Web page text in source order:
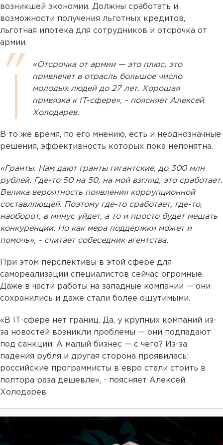
возникшей экономии. Должны сработать и
возможности получения льготных кредитов,
льготная ипотека для сотрудников и отсрочка от
армии.
«Отсрочка от армии — это плюс, это
привлечет в отрасль большое число
молодых людей до 27 лет. Хорошая
привязка к IT-сфере», - поясняет Алексей
Холодарев.
В то же время, по его мнению, есть и неоднозначные
решения, эффективность которых пока непонятна.
«Гранты. Нам дают гранты гигантские, до 300 млн
рублей. Где-то 50 на 50, на мой взгляд, это сработает.
Велика вероятность появления коррупционной
составляющей. Поэтому где-то сработает, где-то,
наоборот, в минус уйдет, а то и просто будет мешать
конкуренции. Но как мера поддержки может и
помочь», - считает собеседник агентства.
При этом перспективы в этой сфере для
самореализации специалистов сейчас огромные.
Даже в части работы на западные компании — они
сохранились и даже стали более ощутимыми.
«В IT-сфере нет границ. Да, у крупных компаний из-
за новостей возникли проблемы — они подпадают
под санкции. А малый бизнес — с чего? Из-за
падения рубля и другая сторона проявилась:
российские программисты в евро стали стоить в
полтора раза дешевле», - поясняет Алексей
Холодарев.